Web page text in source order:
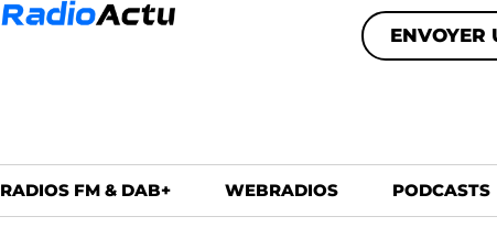
ENVOYER
RADIOS FM & DAB+ WEBRADIOS PODCASTS